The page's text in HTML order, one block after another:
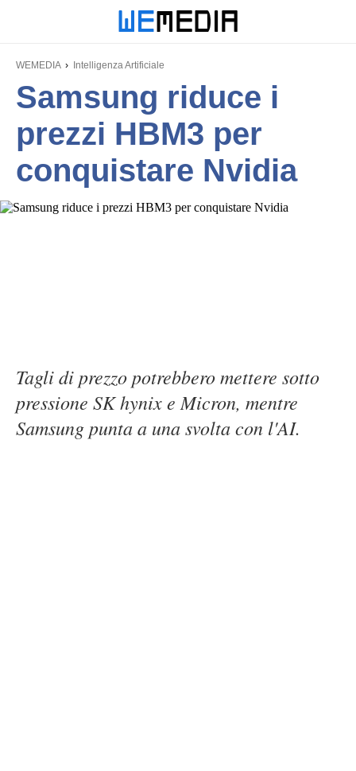
WEMEDIA Intelligenza Artificiale
Samsung riduce i
prezzi HBM3 per
conquistare Nvidia
Tagli di prezzo potrebbero mettere sotto
pressione SK hynix e Micron, mentre
Samsung punta a una svolta con l'AI.